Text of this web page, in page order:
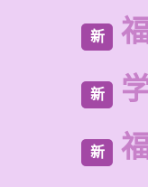
新
新
新